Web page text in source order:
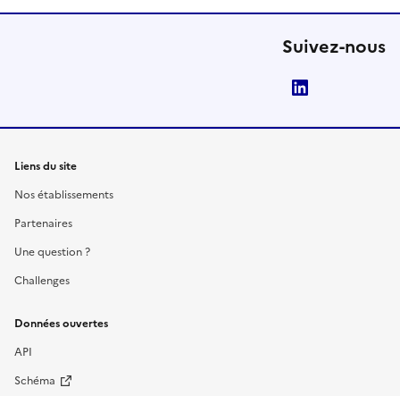
Suivez-nous
Liens du site
Nos établissements
Partenaires
Une question ?
Challenges
Données ouvertes
API
Schéma